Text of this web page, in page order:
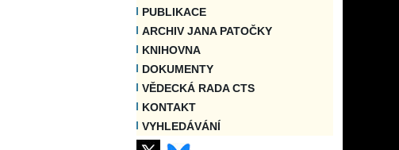
PUBLIKACE
ARCHIV JANA PATOČKY
KNIHOVNA
DOKUMENTY
VĚDECKÁ RADA CTS
KONTAKT
VYHLEDÁVÁNÍ